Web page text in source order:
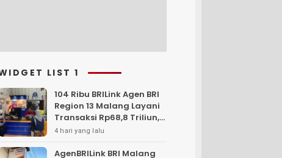
LIST 1
104 Ribu BRILink Agen BRI
Region 13 Malang Layani
Transaksi Rp68,8 Triliun,
Perkuat Akses Keuangan
4 hari yang lalu
AgenBRILink BRI Malang